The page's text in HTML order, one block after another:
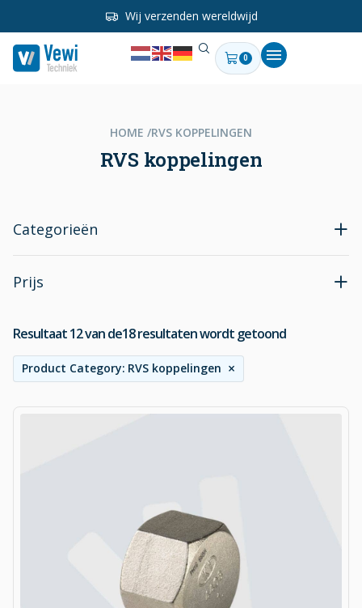
Wij verzenden wereldwijd
0
HOME /RVS KOPPELINGEN
RVS koppelingen
Categorieën
Prijs
Resultaat12van de18resultaten wordt getoond
Product Category: RVS koppelingen ×